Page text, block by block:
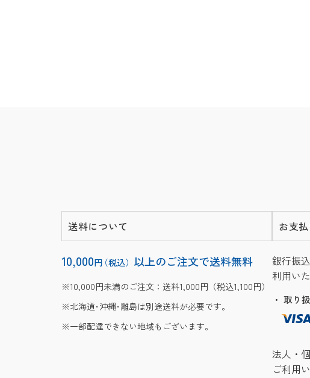
送料について
10,000円（税込） 以上のご注文で送料無料
10,000円未満のご注文：送料1,000円（税込1,100円）
北海道･沖縄･離島は別途送料が必要です。
一部配達できない地域もございます。
お支
銀行振
利用い
・ 取り
法人・
ご利用